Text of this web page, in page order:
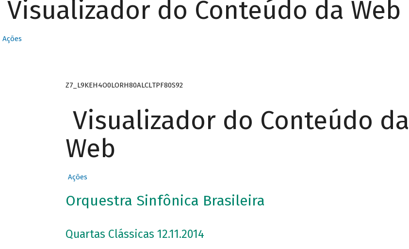
Visualizador do Conteúdo da Web
Ações
Z7_L9KEH4O0LORH80ALCLTPF80S92
Visualizador do Conteúdo da
Web
Ações
Orquestra Sinfônica Brasileira
Quartas Clássicas 12.11.2014